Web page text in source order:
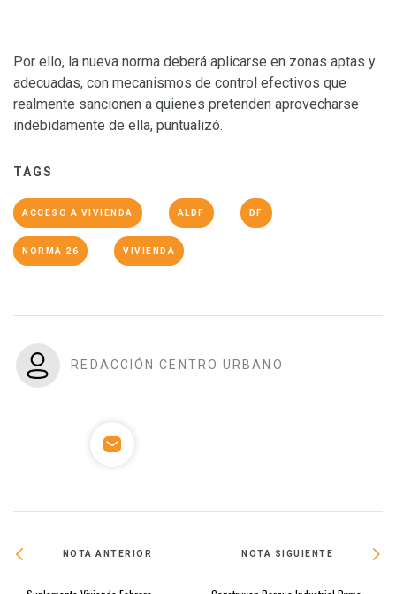
Por ello, la nueva norma deberá aplicarse en zonas aptas y
adecuadas, con mecanismos de control efectivos que
realmente sancionen a quienes pretenden aprovecharse
indebidamente de ella, puntualizó.
TAGS
ACCESO A VIVIENDA ALDF DF
NORMA 26 VIVIENDA
REDACCIÓN CENTRO URBANO
NOTA ANTERIOR NOTA SIGUIENTE